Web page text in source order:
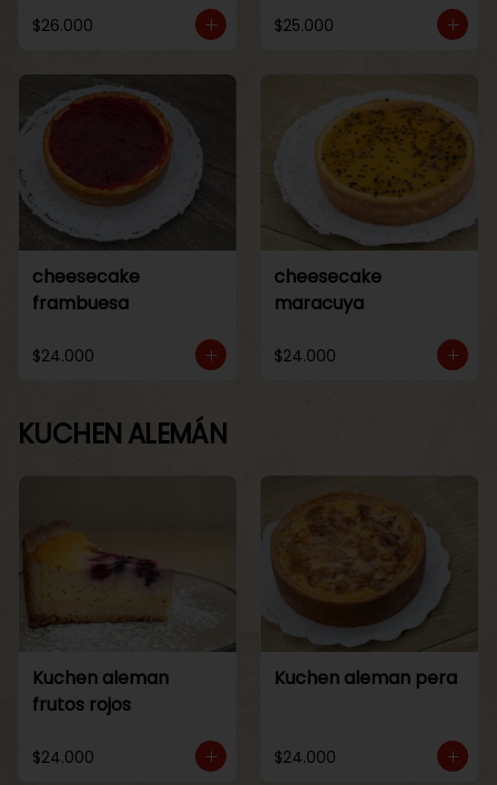
$26.000 $25.000
cheesecake
frambuesa
$24.000
cheesecake
maracuya
$24.000
KUCHEN ALEMÁN
Kuchen aleman
frutos rojos
$24.000
Kuchen aleman pera
$24.000